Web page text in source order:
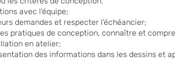
avec l'équipe;
demandes et respecter l’échéancier;
pratiques de conception, connaître et
en atelier;
des informations dans les dessins et